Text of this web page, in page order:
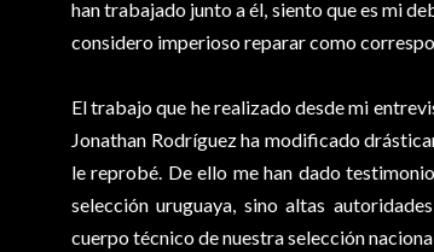
han trabajado junto a él, siento que es mi
considero imperioso reparar como
El trabajo que he realizado desde mi
Jonathan Rodríguez ha modificado
le reprobé. De ello me han dado
selección uruguaya, sino altas
cuerpo técnico de nuestra selección